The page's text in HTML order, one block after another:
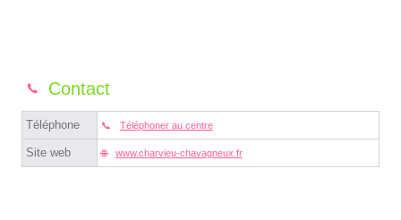
Contact
Téléphone Téléphoner au centre
Site web www.charvieu-chavagneux.fr